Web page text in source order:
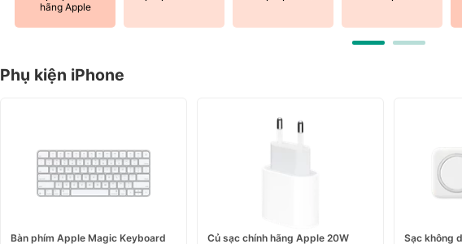
hãng Apple
Phụ kiện iPhone
Bàn phím Apple Magic Keyboard
Củ sạc chính hãng Apple 20W
Sạc không